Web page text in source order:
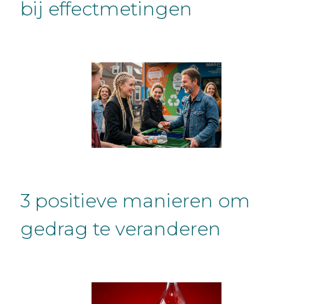
bij effectmetingen
3 positieve manieren om
gedrag te veranderen